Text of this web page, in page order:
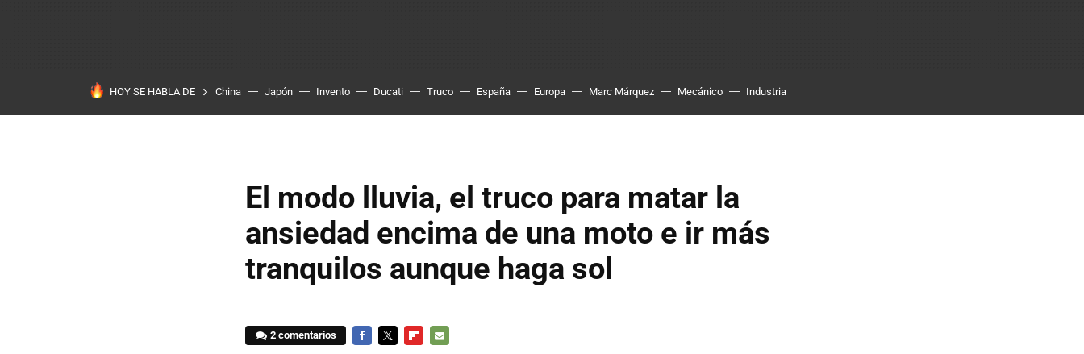
HOY SE HABLA DE China Japón Invento Ducati Truco España Europa Marc Márquez Mecánico Industria
El modo lluvia, el truco para matar la
ansiedad encima de una moto e ir más
tranquilos aunque haga sol
2 comentarios